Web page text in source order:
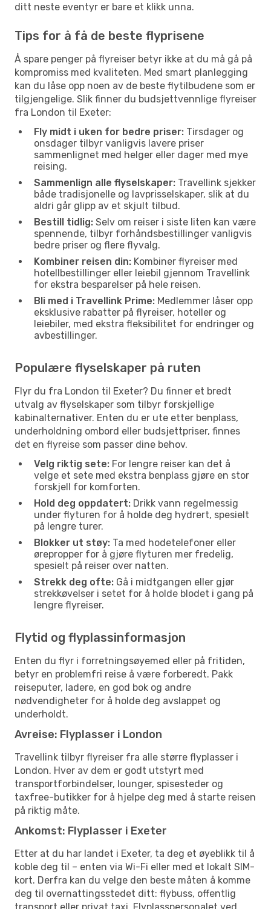
ditt neste eventyr er bare et klikk unna.
Tips for å få de beste flyprisene
Å spare penger på flyreiser betyr ikke at du må gå på
kompromiss med kvaliteten. Med smart planlegging
kan du låse opp noen av de beste flytilbudene som er
tilgjengelige. Slik finner du budsjettvennlige flyreiser
fra London til Exeter:
Fly midt i uken for bedre priser: Tirsdager og
onsdager tilbyr vanligvis lavere priser
sammenlignet med helger eller dager med mye
reising.
Sammenlign alle flyselskaper: Travellink sjekker
både tradisjonelle og lavprisselskaper, slik at du
aldri går glipp av et skjult tilbud.
Bestill tidlig: Selv om reiser i siste liten kan være
spennende, tilbyr forhåndsbestillinger vanligvis
bedre priser og flere flyvalg.
Kombiner reisen din: Kombiner flyreiser med
hotellbestillinger eller leiebil gjennom Travellink
for ekstra besparelser på hele reisen.
Bli med i Travellink Prime: Medlemmer låser opp
eksklusive rabatter på flyreiser, hoteller og
leiebiler, med ekstra fleksibilitet for endringer og
avbestillinger.
Populære flyselskaper på ruten
Flyr du fra London til Exeter? Du finner et bredt
utvalg av flyselskaper som tilbyr forskjellige
kabinalternativer. Enten du er ute etter benplass,
underholdning ombord eller budsjettpriser, finnes
det en flyreise som passer dine behov.
Velg riktig sete: For lengre reiser kan det å
velge et sete med ekstra benplass gjøre en stor
forskjell for komforten.
Hold deg oppdatert: Drikk vann regelmessig
under flyturen for å holde deg hydrert, spesielt
på lengre turer.
Blokker ut støy: Ta med hodetelefoner eller
ørepropper for å gjøre flyturen mer fredelig,
spesielt på reiser over natten.
Strekk deg ofte: Gå i midtgangen eller gjør
strekkøvelser i setet for å holde blodet i gang på
lengre flyreiser.
Flytid og flyplassinformasjon
Enten du flyr i forretningsøyemed eller på fritiden,
betyr en problemfri reise å være forberedt. Pakk
reiseputer, ladere, en god bok og andre
nødvendigheter for å holde deg avslappet og
underholdt.
Avreise: Flyplasser i London
Travellink tilbyr flyreiser fra alle større flyplasser i
London. Hver av dem er godt utstyrt med
transportforbindelser, lounger, spisesteder og
taxfree-butikker for å hjelpe deg med å starte reisen
på riktig måte.
Ankomst: Flyplasser i Exeter
Etter at du har landet i Exeter, ta deg et øyeblikk til å
koble deg til – enten via Wi-Fi eller med et lokalt SIM-
kort. Derfra kan du velge den beste måten å komme
deg til overnattingsstedet ditt: flybuss, offentlig